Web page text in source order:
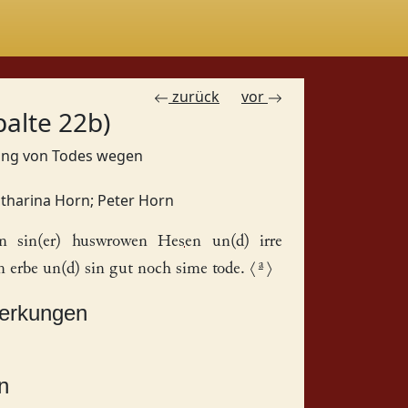
zurück vor
22b)
von Todes wegen
Horn; Peter Horn
sin(er) huswrowen Hesen un(d) irre
erbe un(d) sin gut noch sime tode. ⟨ a ⟩